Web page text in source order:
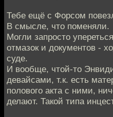
Тебе ещё с Форсом
В смысле, что поменяли.
Могли запросто
отмазок и документов -
суде.
И вообще, чтой-то
девайсами, т.к. есть
полового акта с ними,
делают. Такой типа